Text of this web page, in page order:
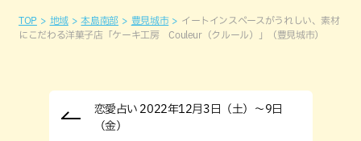
TOP 地域 本島南部 豊見城市
イートインスペースがうれしい、素材
にこだわる洋菓子店「ケーキ工房 Couleur（クルール）」（豊見城市）
恋愛占い 2022年12月3日（土）～9日
（金）